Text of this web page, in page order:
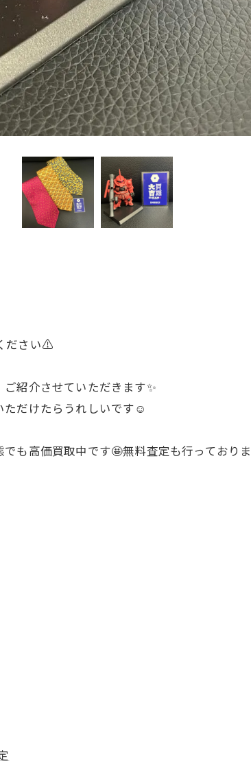
ださい⚠️
紹介させていただきます✨
ただけたらうれしいです☺️
も高価買取中です🤩無料査定も行っており